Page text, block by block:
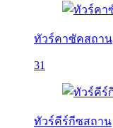
ทัวร์คาซัคสถาน
31
ทัวร์คีร์กีซสถาน